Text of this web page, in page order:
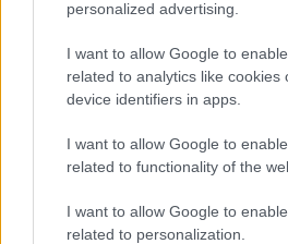
personalized advertising.
I want to allow Google to
related to analytics like cookies
device identifiers in apps.
I want to allow Google to
related to functionality of the
I want to allow Google to
related to personalization.
Monte Pino, la fine di
la rete elettrica